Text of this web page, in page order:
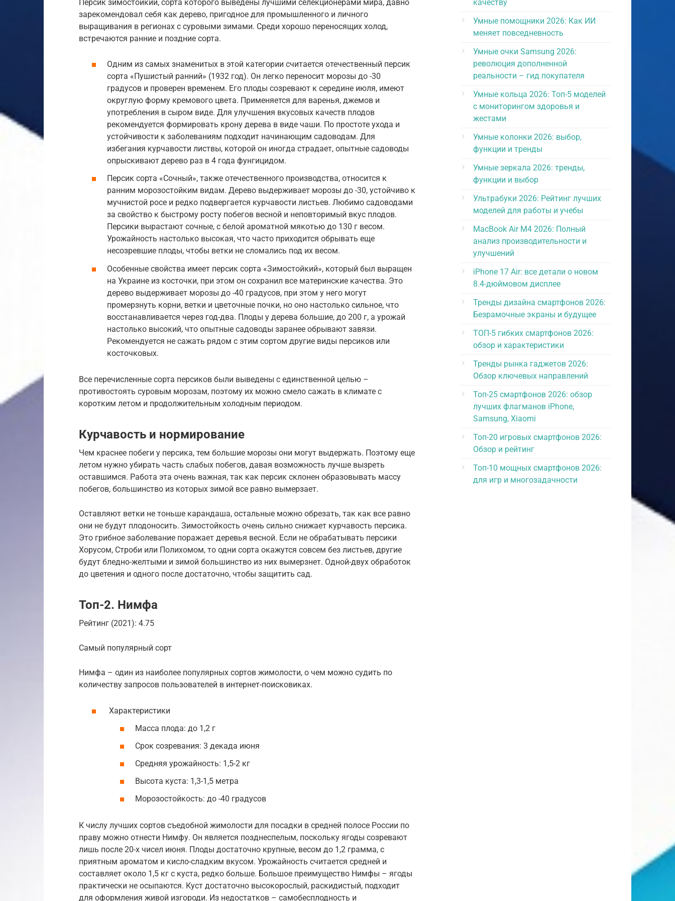
Персик зимостойкий, сорта которого выведены лучшими селекционерами мира, давно
зарекомендовал себя как дерево, пригодное для промышленного и личного
выращивания в регионах с суровыми зимами. Среди хорошо переносящих холод,
встречаются ранние и поздние сорта.
Одним из самых знаменитых в этой категории считается отечественный персик
сорта «Пушистый ранний» (1932 год). Он легко переносит морозы до -30
градусов и проверен временем. Его плоды созревают к середине июля, имеют
округлую форму кремового цвета. Применяется для варенья, джемов и
употребления в сыром виде. Для улучшения вкусовых качеств плодов
рекомендуется формировать крону дерева в виде чаши. По простоте ухода и
устойчивости к заболеваниям подходит начинающим садоводам. Для
избегания курчавости листвы, которой он иногда страдает, опытные садоводы
опрыскивают дерево раз в 4 года фунгицидом.
Персик сорта «Сочный», также отечественного производства, относится к
ранним морозостойким видам. Дерево выдерживает морозы до -30, устойчиво к
мучнистой росе и редко подвергается курчавости листьев. Любимо садоводами
за свойство к быстрому росту побегов весной и неповторимый вкус плодов.
Персики вырастают сочные, с белой ароматной мякотью до 130 г весом.
Урожайность настолько высокая, что часто приходится обрывать еще
несозревшие плоды, чтобы ветки не сломались под их весом.
Особенные свойства имеет персик сорта «Зимостойкий», который был выращен
на Украине из косточки, при этом он сохранил все материнские качества. Это
дерево выдерживает морозы до -40 градусов, при этом у него могут
промерзнуть корни, ветки и цветочные почки, но оно настолько сильное, что
восстанавливается через год-два. Плоды у дерева большие, до 200 г, а урожай
настолько высокий, что опытные садоводы заранее обрывают завязи.
Рекомендуется не сажать рядом с этим сортом другие виды персиков или
косточковых.
Все перечисленные сорта персиков были выведены с единственной целью –
противостоять суровым морозам, поэтому их можно смело сажать в климате с
коротким летом и продолжительным холодным периодом.
Курчавость и нормирование
Чем краснее побеги у персика, тем большие морозы они могут выдержать. Поэтому еще
летом нужно убирать часть слабых побегов, давая возможность лучше вызреть
оставшимся. Работа эта очень важная, так как персик склонен образовывать массу
побегов, большинство из которых зимой все равно вымерзает.
Оставляют ветки не тоньше карандаша, остальные можно обрезать, так как все равно
они не будут плодоносить. Зимостойкость очень сильно снижает курчавость персика.
Это грибное заболевание поражает деревья весной. Если не обрабатывать персики
Хорусом, Строби или Полихомом, то одни сорта окажутся совсем без листьев, другие
будут бледно-желтыми и зимой большинство из них вымерзнет. Одной-двух обработок
до цветения и одного после достаточно, чтобы защитить сад.
Топ-2. Нимфа
Рейтинг (2021): 4.75
Самый популярный сорт
Нимфа – один из наиболее популярных сортов жимолости, о чем можно судить по
количеству запросов пользователей в интернет-поисковиках.
Характеристики
Масса плода: до 1,2 г
Срок созревания: 3 декада июня
Средняя урожайность: 1,5-2 кг
Высота куста: 1,3-1,5 метра
Морозостойкость: до -40 градусов
К числу лучших сортов съедобной жимолости для посадки в средней полосе России по
праву можно отнести Нимфу. Он является позднеспелым, поскольку ягоды созревают
лишь после 20-х чисел июня. Плоды достаточно крупные, весом до 1,2 грамма, с
приятным ароматом и кисло-сладким вкусом. Урожайность считается средней и
составляет около 1,5 кг с куста, редко больше. Большое преимущество Нимфы – ягоды
практически не осыпаются. Куст достаточно высокорослый, раскидистый, подходит
для оформления живой изгороди. Из недостатков – самобесплодность и
качеству
Умные помощники 2026: Как ИИ
меняет повседневность
Умные очки Samsung 2026:
революция дополненной
реальности – гид покупателя
Умные кольца 2026: Топ-5 моделей
с мониторингом здоровья и
жестами
Умные колонки 2026: выбор,
функции и тренды
Умные зеркала 2026: тренды,
функции и выбор
Ультрабуки 2026: Рейтинг лучших
моделей для работы и учебы
MacBook Air M4 2026: Полный
анализ производительности и
улучшений
iPhone 17 Air: все детали о новом
8.4-дюймовом дисплее
Тренды дизайна смартфонов 2026:
Безрамочные экраны и будущее
ТОП-5 гибких смартфонов 2026:
обзор и характеристики
Тренды рынка гаджетов 2026:
Обзор ключевых направлений
Топ-25 смартфонов 2026: обзор
лучших флагманов iPhone,
Samsung, Xiaomi
Топ-20 игровых смартфонов 2026:
Обзор и рейтинг
Топ-10 мощных смартфонов 2026:
для игр и многозадачности